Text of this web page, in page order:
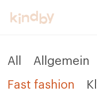
All Allgemein
Fast fashion